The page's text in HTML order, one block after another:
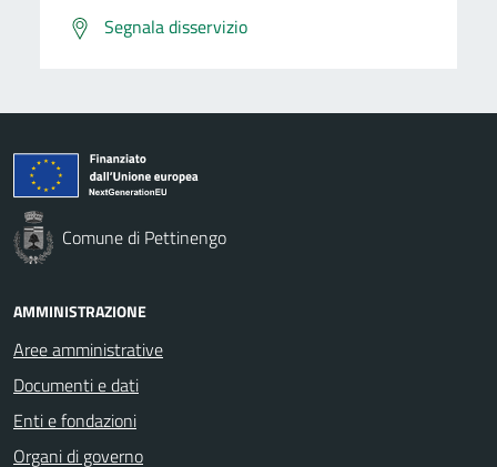
Segnala disservizio
Comune di Pettinengo
AMMINISTRAZIONE
Aree amministrative
Documenti e dati
Enti e fondazioni
Organi di governo